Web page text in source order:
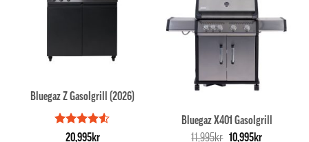
Bluegaz Z Gasolgrill (2026)
Betygsatt
20,995kr
Bluegaz X401 Gasolgrill
11,995kr Det
10,995krDet